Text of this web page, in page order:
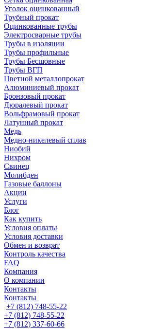
Уголок оцинкованный
Трубный прокат
Оцинкованные трубы
Электросварные трубы
Трубы в изоляции
Трубы профильные
Трубы Бесшовные
Трубы ВГП
Цветной металлопрокат
Алюминиевый прокат
Бронзовый прокат
Дюралевый прокат
Вольфрамовый прокат
Латунный прокат
Медь
Медно-никелевый сплав
Ниобий
Нихром
Свинец
Молибден
Газовые баллоны
Акции
Услуги
Блог
Как купить
Условия оплаты
Условия доставки
Обмен и возврат
Контроль качества
FAQ
Компания
О компании
Контакты
Контакты
+7 (812) 748-55-22
+7 (812) 748-55-22
+7 (812) 337-60-66